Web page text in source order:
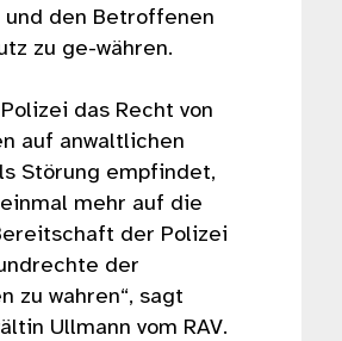
und den Betroffenen
zu ge-währen.
das Recht von
auf anwaltlichen
Störung empfindet,
mehr auf die
der Polizei
der
zu wahren“, sagt
Ullmann vom RAV.